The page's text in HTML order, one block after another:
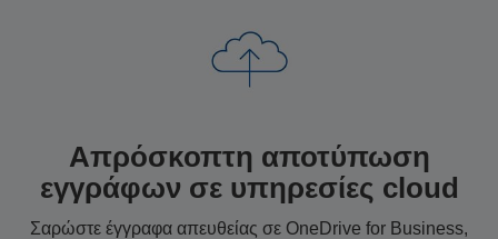
Απρόσκοπτη αποτύπωση
εγγράφων σε υπηρεσίες cloud
Σαρώστε έγγραφα απευθείας σε OneDrive for Business,